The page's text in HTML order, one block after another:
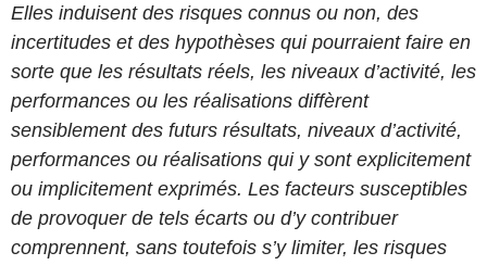
Elles induisent des risques connus ou non, des
incertitudes et des hypothèses qui pourraient faire en
sorte que les résultats réels, les niveaux d’activité, les
performances ou les réalisations diffèrent
sensiblement des futurs résultats, niveaux d’activité,
performances ou réalisations qui y sont explicitement
ou implicitement exprimés. Les facteurs susceptibles
de provoquer de tels écarts ou d’y contribuer
comprennent, sans toutefois s’y limiter, les risques